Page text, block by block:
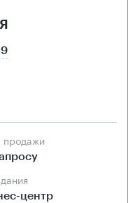
продажи
центр